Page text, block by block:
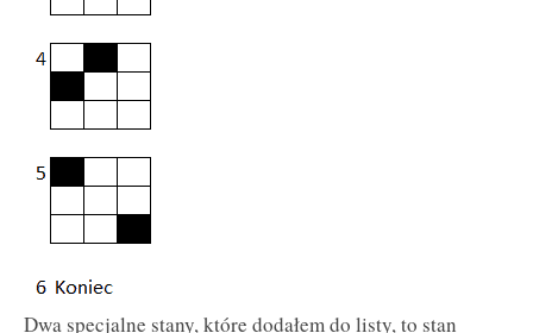
Dwa specjalne stany, które dodałem do listy, to stan